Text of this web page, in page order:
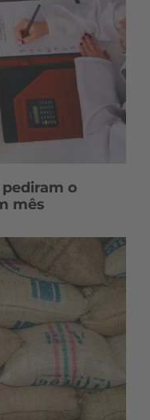
o
mês